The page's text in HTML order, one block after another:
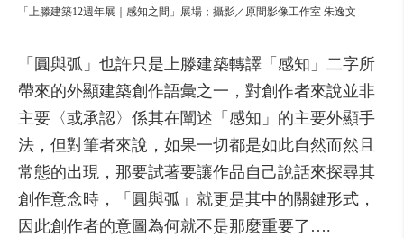
「上滕建築12週年展｜感知之間」展場；攝影／原間影像工作室 朱逸文
「圓與弧」也許只是上滕建築轉譯「感知」二字所
帶來的外顯建築創作語彙之一，對創作者來說並非
主要〈或承認〉係其在闡述「感知」的主要外顯手
法，但對筆者來說，如果一切都是如此自然而然且
常態的出現，那要試著要讓作品自己說話來探尋其
創作意念時，「圓與弧」就更是其中的關鍵形式，
因此創作者的意圖為何就不是那麼重要了….